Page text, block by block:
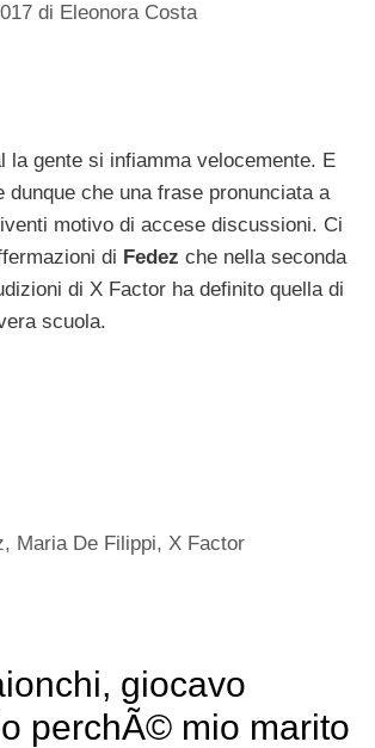
di Eleonora Costa
la gente si infiamma velocemente. E
dunque che una frase pronunciata a
motivo di accese discussioni. Ci
di Fedez che nella seconda
di X Factor ha definito quella di
scuola.
, Maria De Filippi,X Factor
giocavo
perchÃ© mio marito